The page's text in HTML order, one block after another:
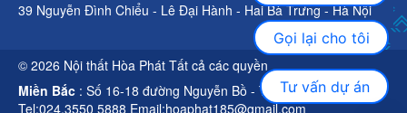
39 Nguyễn Đình Chiểu - Lê Đại Hành - Hai Bà Trưng - Hà Nội
© 2026 Nội thất Hòa Phát Tất cả các quyền
Miền Bắc : Số 16-18 đường Nguyễn Bồ - TP Hà Nội
Tel:024.3550 5888 Email:hoaphat185@gmail.com
Gọi lại cho tôi
Tư vấn dự án